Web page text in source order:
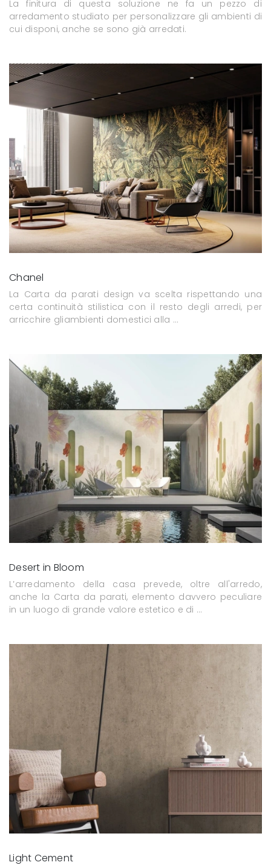
La finitura di questa soluzione ne fa un pezzo di
arredamento studiato per personalizzare gli ambienti di
cui disponi, anche se sono già arredati.
Chanel
La Carta da parati design va scelta rispettando una
certa continuità stilistica con il resto degli arredi, per
arricchire gliambienti domestici alla ...
Desert in Bloom
L’arredamento della casa prevede, oltre all'arredo,
anche la Carta da parati, elemento davvero peculiare
in un luogo di grande valore estetico e di ...
Light Cement